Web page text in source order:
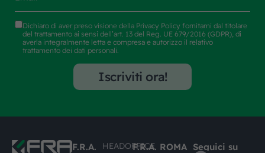
Dichiaro di aver preso visione della Privacy Policy fornitami dal titolare
del trattamento ai sensi dell’art. 13 del Reg. UE 679/2016 (GDPR), di
averla integralmente letta e compresa e autorizzo il relativo
trattamento dei dati personali.
Iscriviti ora!
F.R.A.
HEADOFFICEF.R.A. ROMA Seguici su